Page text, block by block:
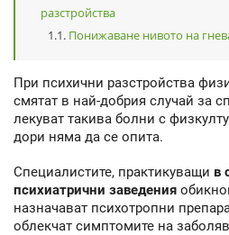
разстройства
Понижаване нивото на
При психични разстройства
смятат в най-добрия случай за
лекуват такива болни с
дори няма да се опита.
Специалистите, практикуващи в
психиатрични заведения
назначават психотропни
облекчат симптомите на